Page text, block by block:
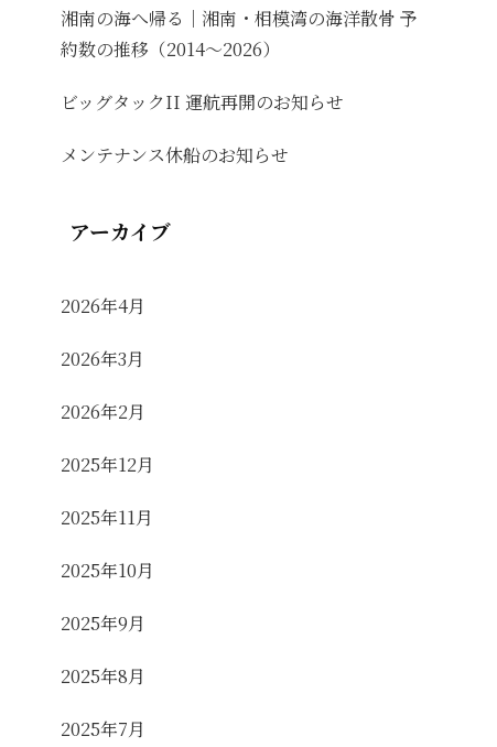
湘南の海へ帰る｜湘南・相模湾の海洋散骨 予
約数の推移（2014〜2026）
ビッグタックII 運航再開のお知らせ
メンテナンス休船のお知らせ
アーカイブ
2026年4月
2026年3月
2026年2月
2025年12月
2025年11月
2025年10月
2025年9月
2025年8月
2025年7月